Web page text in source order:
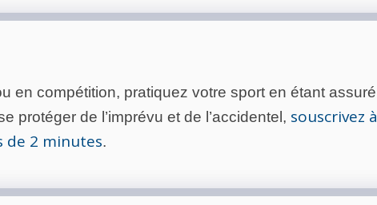
en compétition, pratiquez votre sport en étant assuré
protéger de l’imprévu et de l’accidentel, souscrivez à
de 2 minutes.